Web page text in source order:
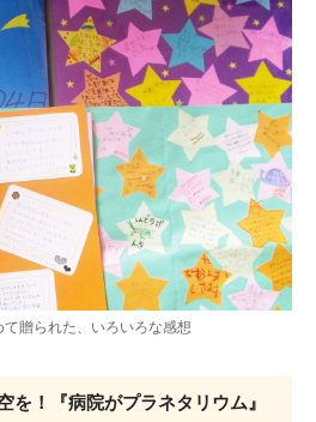
て贈られた、いろいろな感想
を！『病院がプラネタリウム』